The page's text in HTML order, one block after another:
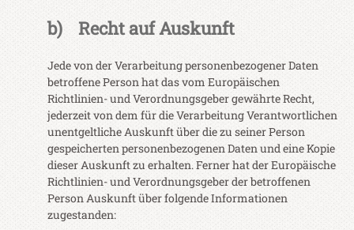
b) Recht auf Auskunft
Jede von der Verarbeitung personenbezogener Daten
betroffene Person hat das vom Europäischen
Richtlinien- und Verordnungsgeber gewährte Recht,
jederzeit von dem für die Verarbeitung Verantwortlichen
unentgeltliche Auskunft über die zu seiner Person
gespeicherten personenbezogenen Daten und eine Kopie
dieser Auskunft zu erhalten. Ferner hat der Europäische
Richtlinien- und Verordnungsgeber der betroffenen
Person Auskunft über folgende Informationen
zugestanden: